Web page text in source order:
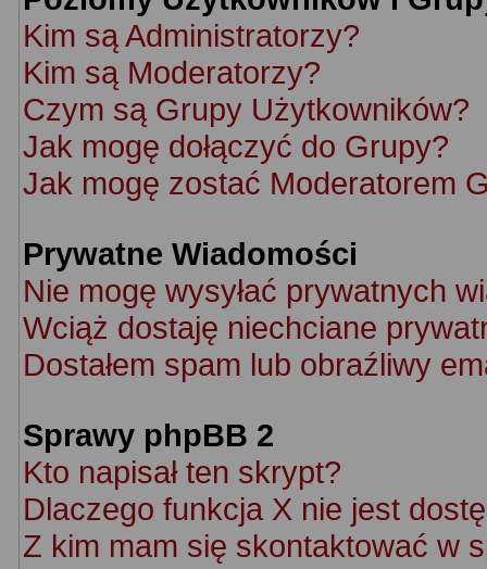
Kim są Administratorzy?
Kim są Moderatorzy?
Czym są Grupy Użytkowników?
Jak mogę dołączyć do Grupy?
Jak mogę zostać Moderatorem
Prywatne Wiadomości
Nie mogę wysyłać prywatnych
Wciąż dostaję niechciane
Dostałem spam lub obraźliwy
Sprawy phpBB 2
Kto napisał ten skrypt?
Dlaczego funkcja X nie jest
Z kim mam się skontaktować w